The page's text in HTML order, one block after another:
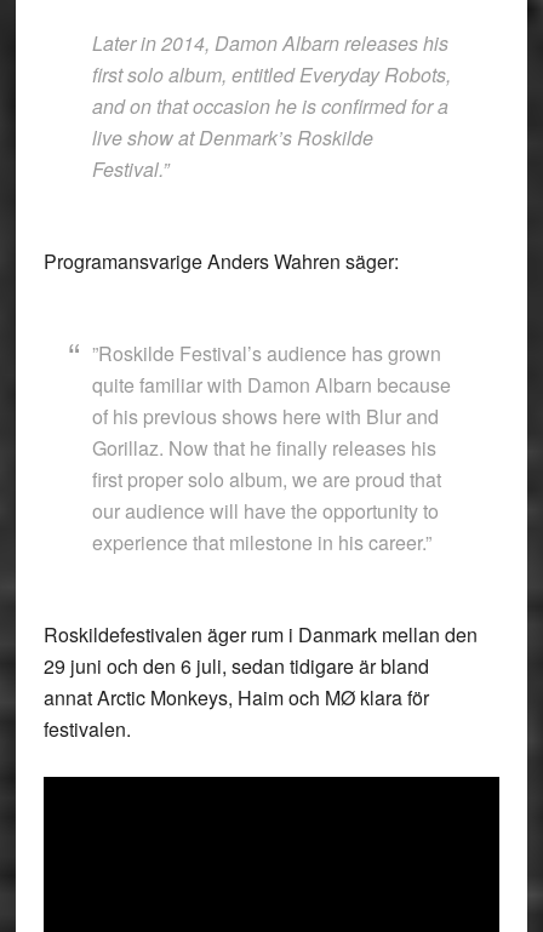
Later in 2014, Damon Albarn releases his
first solo album, entitled Everyday Robots,
and on that occasion he is confirmed for a
live show at Denmark’s Roskilde
Festival.”
Programansvarige Anders Wahren säger:
”Roskilde Festival’s audience has grown
quite familiar with Damon Albarn because
of his previous shows here with Blur and
Gorillaz. Now that he finally releases his
first proper solo album, we are proud that
our audience will have the opportunity to
experience that milestone in his career.”
Roskildefestivalen äger rum i Danmark mellan den
29 juni och den 6 juli, sedan tidigare är bland
annat Arctic Monkeys, Haim och MØ klara för
festivalen.